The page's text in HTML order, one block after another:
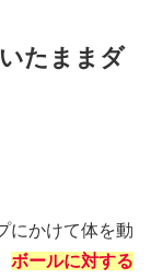
たままダ
にかけて体を動
ボールに対する